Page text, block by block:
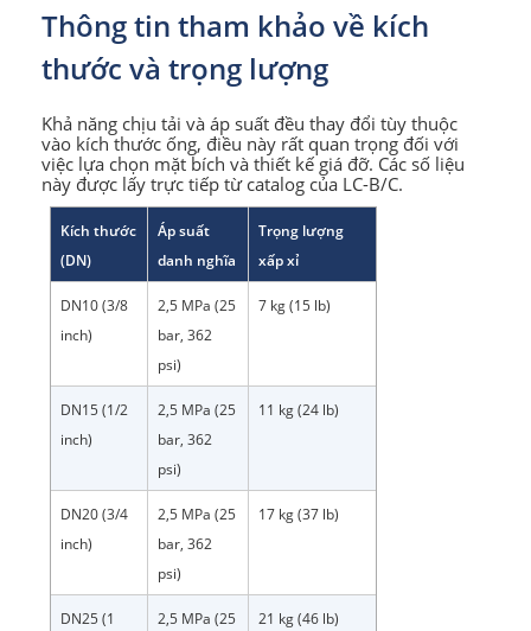
Thông tin tham khảo về kích
thước và trọng lượng
Khả năng chịu tải và áp suất đều thay đổi tùy thuộc
vào kích thước ống, điều này rất quan trọng đối với
việc lựa chọn mặt bích và thiết kế giá đỡ. Các số liệu
này được lấy trực tiếp từ catalog của LC-B/C.
Kích thước
(DN)
Áp suất
danh nghĩa
Trọng lượng
xấp xỉ
DN10 (3/8
inch)
2,5 MPa (25
bar, 362
psi)
7 kg (15 lb)
DN15 (1/2
inch)
2,5 MPa (25
bar, 362
psi)
11 kg (24 lb)
DN20 (3/4
inch)
2,5 MPa (25
bar, 362
psi)
17 kg (37 lb)
DN25 (1
2,5 MPa (25
21 kg (46 lb)